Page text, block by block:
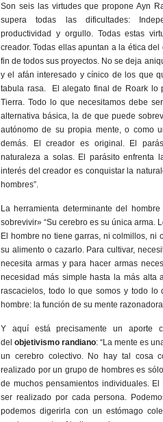
Son seis las virtudes que propone Ayn
supera todas las dificultades:
productividad y orgullo. Todas estas
creador. Todas ellas apuntan a la ética
fin de todos sus proyectos. No se deja
y el afán interesado y cínico de los que
tabula rasa. El alegato final de Roark lo
Tierra. Todo lo que necesitamos debe
alternativa básica, la de que puede
autónomo de su propia mente, o como
demás. El creador es original. El
naturaleza a solas. El parásito enfrenta
interés del creador es conquistar la
hombres”.
La herramienta determinante del
sobrevivir» “Su cerebro es su única arma.
El hombre no tiene garras, ni colmillos, ni
su alimento o cazarlo. Para cultivar,
necesita armas y para hacer armas
necesidad más simple hasta la más alta
rascacielos, todo lo que somos y todo lo
hombre: la función de su mente
Y aquí está precisamente un aporte
del objetivismo randiano: “La mente es
un cerebro colectivo. No hay tal cosa
realizado por un grupo de hombres es
de muchos pensamientos individuales.
ser realizado por cada persona.
podemos digerirla con un estómago